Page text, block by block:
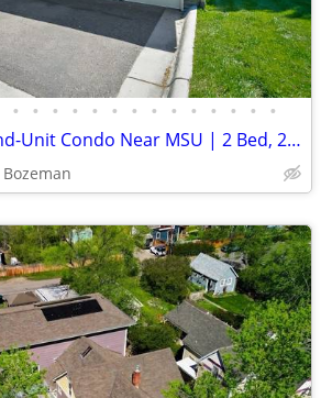
• • • • • • • • • • • • • •
🌲 Ground Floor End-Unit Condo Near MSU | 2 Bed, 2 Bath + Garage
Bozeman